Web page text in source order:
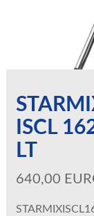
ISCL
LT
640,00